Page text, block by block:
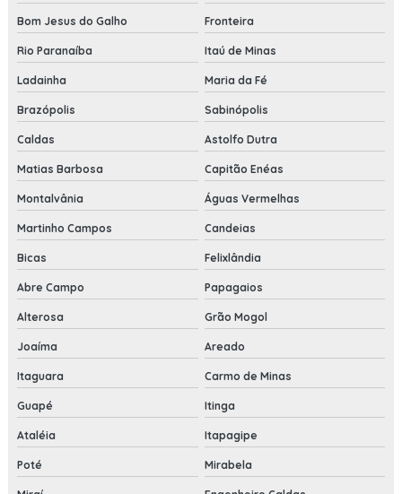
Bom Jesus do Galho Fronteira
Rio Paranaíba Itaú de Minas
Ladainha Maria da Fé
Brazópolis Sabinópolis
Caldas Astolfo Dutra
Matias Barbosa Capitão Enéas
Montalvânia Águas Vermelhas
Martinho Campos Candeias
Bicas Felixlândia
Abre Campo Papagaios
Alterosa Grão Mogol
Joaíma Areado
Itaguara Carmo de Minas
Guapé Itinga
Ataléia Itapagipe
Poté Mirabela